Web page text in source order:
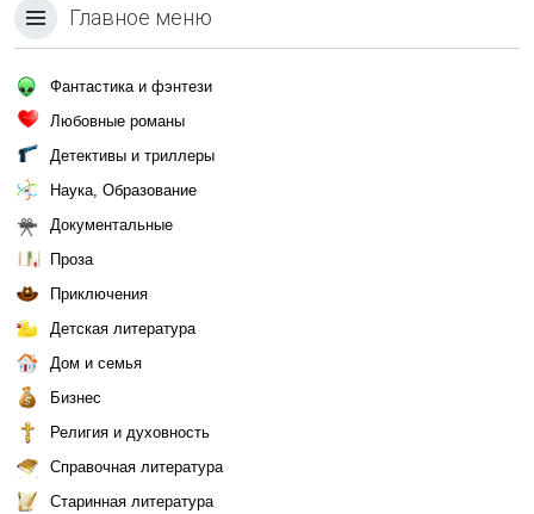
Главное меню
Фантастика и фэнтези
Любовные романы
Детективы и триллеры
Наука, Образование
Документальные
Проза
Приключения
Детская литература
Дом и семья
Бизнес
Религия и духовность
Справочная литература
Старинная литература